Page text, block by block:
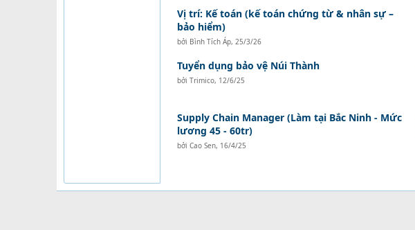
Vị trí: Kế toán (kế toán chứng từ & nhân sự –
bảo hiểm)
bởi Bình Tích Áp, 25/3/26
Tuyển dụng bảo vệ Núi Thành
bởi Trimico, 12/6/25
Supply Chain Manager (Làm tại Bắc Ninh - Mức
lương 45 - 60tr)
bởi Cao Sen, 16/4/25